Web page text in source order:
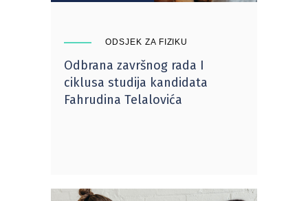
ODSJEK ZA FIZIKU
Odbrana završnog rada I
ciklusa studija kandidata
Fahrudina Telalovića